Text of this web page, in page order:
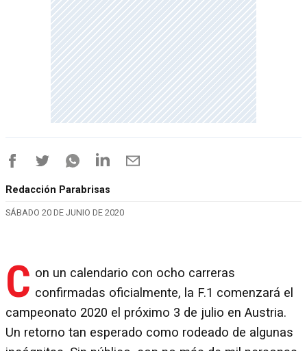
Redacción Parabrisas
SÁBADO 20 DE JUNIO DE 2020
C on un calendario con ocho carreras
confirmadas oficialmente, la F.1 comenzará el
campeonato 2020 el próximo 3 de julio en Austria.
Un retorno tan esperado como rodeado de algunas